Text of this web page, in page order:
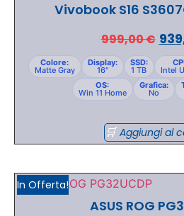
Vivobook S16
999,00€
Colore:
Matte Gray
Display:
16"
SSD:
1 TB Intel
OS:
Win 11 Home
Grafica:
No
Aggiungi al
In Offerta!
ASUS ROG